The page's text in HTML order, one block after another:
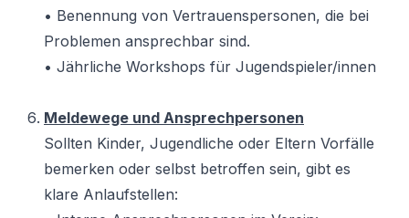
• Benennung von Vertrauenspersonen, die bei
Problemen ansprechbar sind.
• Jährliche Workshops für Jugendspieler/innen
Meldewege und Ansprechpersonen
Sollten Kinder, Jugendliche oder Eltern Vorfälle
bemerken oder selbst betroffen sein, gibt es
klare Anlaufstellen: